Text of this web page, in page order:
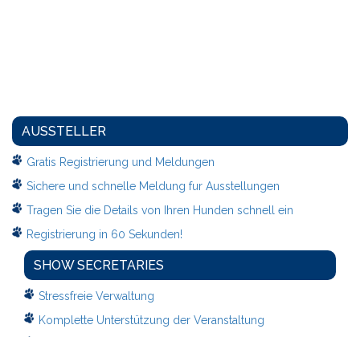
AUSSTELLER
Gratis Registrierung und Meldungen
Sichere und schnelle Meldung fur Ausstellungen
Tragen Sie die Details von Ihren Hunden schnell ein
Registrierung in 60 Sekunden!
SHOW SECRETARIES
Stressfreie Verwaltung
Komplette Unterstützung der Veranstaltung